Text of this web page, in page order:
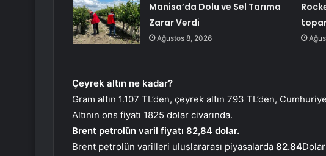
Manisa’da Dolu ve Sel Tarıma
Zarar Verdi
Ağustos 8, 2026
Çeyrek altın ne kadar?
Gram altın 1.107 TL’den, çeyrek altın 793 TL’den,
Altının ons fiyatı 1825 dolar civarında.
Brent petrolün varil fiyatı 82,84 dolar.
Brent petrolün varilleri uluslararası piyasalarda 82.84